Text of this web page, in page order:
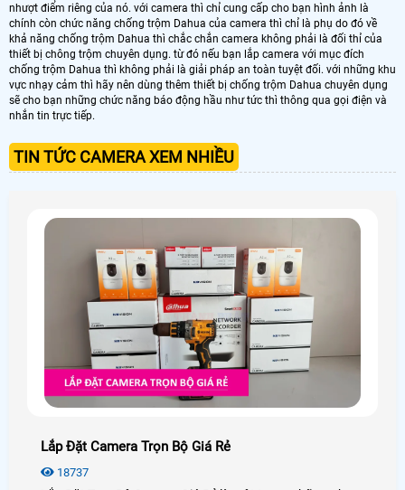
nhượt điểm riêng của nó. với camera thì chỉ cung cấp cho bạn hình ảnh là
chính còn chức năng chống trộm Dahua của camera thì chỉ là phụ do đó về
khả năng chống trộm Dahua thì chắc chắn camera không phải là đối thỉ của
thiết bị chông trộm chuyên dụng. từ đó nếu bạn lắp camera với mục đích
chống trộm Dahua thì không phải là giải pháp an toàn tuyệt đối. với những khu
vực nhạy cảm thì hãy nên dùng thêm thiết bị chống trộm Dahua chuyên dụng
sẽ cho bạn những chức năng báo động hầu như tức thì thông qua gọi điện và
nhắn tin trực tiếp.
TIN TỨC CAMERA XEM NHIỀU
Lắp Đặt Camera Trọn Bộ Giá Rẻ
18737